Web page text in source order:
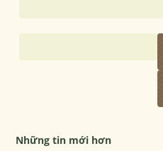
Những tin mới hơn